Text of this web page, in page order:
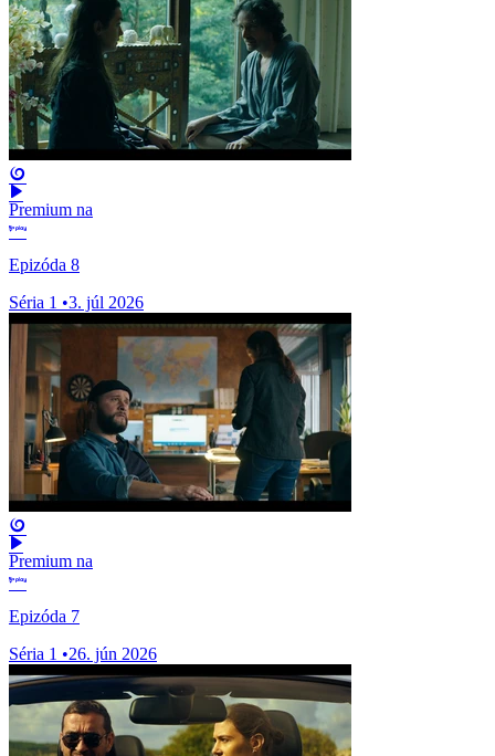
Premium na
Epizóda 8
Séria 1 •3. júl 2026
Premium na
Epizóda 7
Séria 1 •26. jún 2026